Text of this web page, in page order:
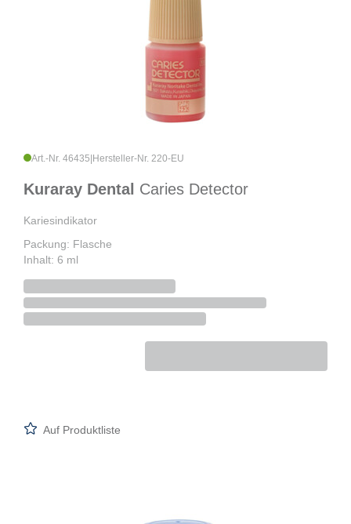
Art.-Nr. 46435 Hersteller-Nr. 220-EU
Kuraray Dental Caries Detector
Kariesindikator
Packung: Flasche
Inhalt: 6 ml
Auf Produktliste